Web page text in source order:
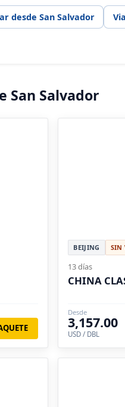
desde San Salvador
San Salvador
BEIJING SIN
13 días
CHINA
Desde
3,157.00
USD / DBL